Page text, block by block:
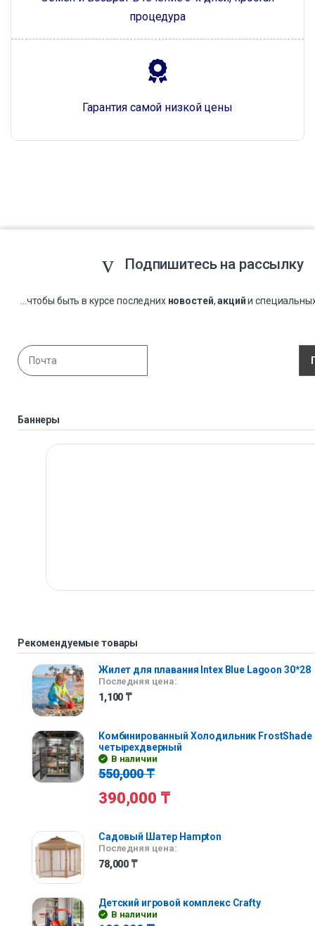
процедура
Гарантия самой низкой цены
Подпишитесь на рассылку
...чтобы быть в курсе последних новостей,акцийи
Баннеры
Рекомендуемые товары
Жилет для плавания Intex Blue Lagoon 30*28
Последняя цена:
1,100 ₸
Комбинированный Холодильник FrostShade
четырехдверный
В наличии
550,000₸
390,000 ₸
Садовый Шатер Hampton
Последняя цена:
78,000 ₸
Детский игровой комплекс Crafty
В наличии